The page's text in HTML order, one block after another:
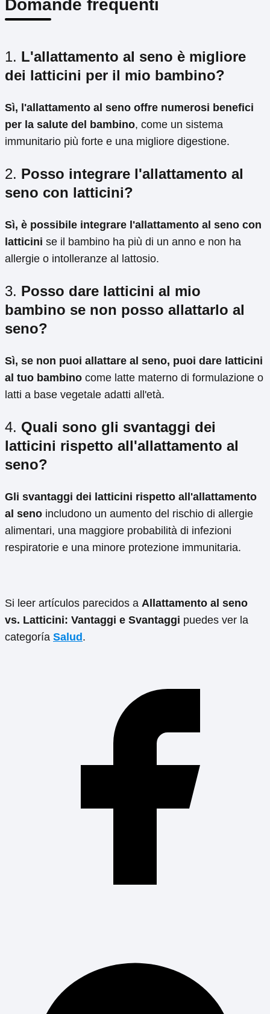
Domande frequenti
1. L'allattamento al seno è migliore
dei latticini per il mio bambino?
Sì, l'allattamento al seno offre numerosi benefici
per la salute del bambino, come un sistema
immunitario più forte e una migliore digestione.
2. Posso integrare l'allattamento al
seno con latticini?
Sì, è possibile integrare l'allattamento al seno con
latticini se il bambino ha più di un anno e non ha
allergie o intolleranze al lattosio.
3. Posso dare latticini al mio
bambino se non posso allattarlo al
seno?
Sì, se non puoi allattare al seno, puoi dare latticini
al tuo bambino come latte materno di formulazione o
latti a base vegetale adatti all'età.
4. Quali sono gli svantaggi dei
latticini rispetto all'allattamento al
seno?
Gli svantaggi dei latticini rispetto all'allattamento
al seno includono un aumento del rischio di allergie
alimentari, una maggiore probabilità di infezioni
respiratorie e una minore protezione immunitaria.
Si leer artículos parecidos a Allattamento al seno
vs. Latticini: Vantaggi e Svantaggi puedes ver la
categoría Salud.